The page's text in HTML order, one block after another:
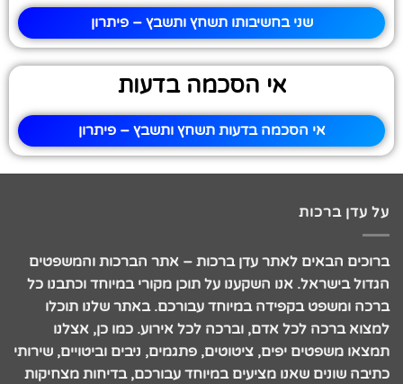
שני בחשיבותו תשחץ ותשבץ – פיתרון
אי הסכמה בדעות
אי הסכמה בדעות תשחץ ותשבץ – פיתרון
על עדן ברכות
ברוכים הבאים לאתר עדן ברכות – אתר הברכות והמשפטים
הגדול בישראל. אנו השקענו על תוכן מקורי במיוחד וכתבנו כל
ברכה ומשפט בקפידה במיוחד עבורכם. באתר שלנו תוכלו
למצוא ברכה לכל אדם, וברכה לכל אירוע. כמו כן, אצלנו
תמצאו משפטים יפים, ציטוטים, פתגמים, ניבים וביטויים, שירותי
כתיבה שונים שאנו מציעים במיוחד עבורכם, בדיחות מצחיקות